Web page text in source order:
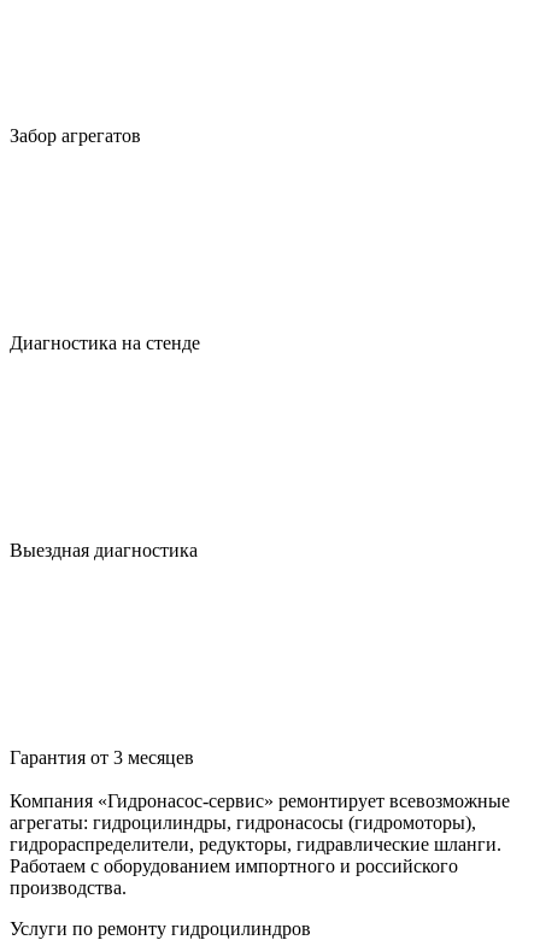
Забор агрегатов
Диагностика на стенде
Выездная диагностика
Гарантия от 3 месяцев
Компания «Гидронасос-сервис» ремонтирует всевозможные
агрегаты: гидроцилиндры, гидронасосы (гидромоторы),
гидрораспределители, редукторы, гидравлические шланги.
Работаем с оборудованием импортного и российского
производства.
Услуги по ремонту гидроцилиндров